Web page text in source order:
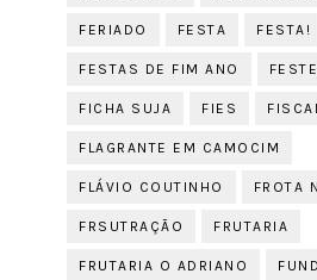
FERIADO FESTA FESTA!
FESTAS DE FIM ANO
FICHA SUJA FIES
FLAGRANTE EM CAMOCIM
FLÁVIO COUTINHO FROTA
FRSUTRAÇÃO FRUTARIA
FRUTARIA O ADRIANO